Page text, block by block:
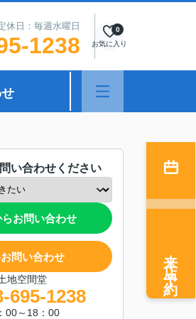
日：毎週水曜日
1238 お気に入り
0
い合わせください
お問い合わせ
問い合わせ
地空間堂
695-1238
00～18：00
来店予約